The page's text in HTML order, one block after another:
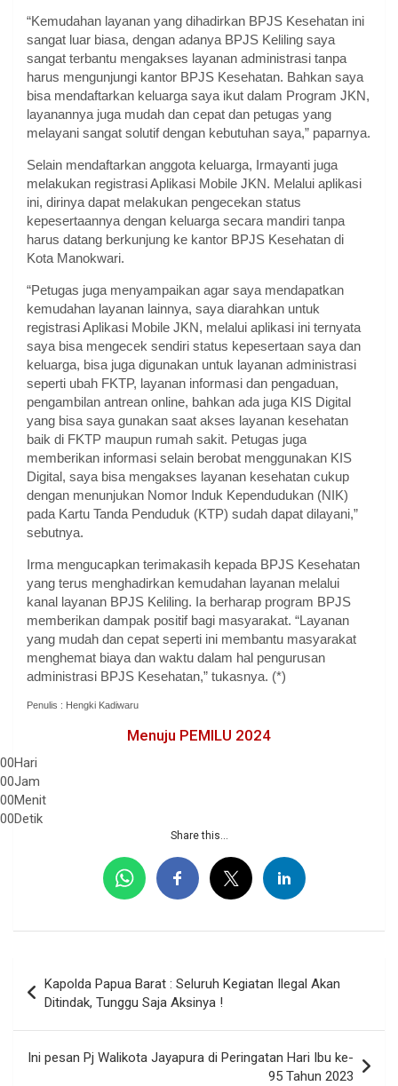
“Kemudahan layanan yang dihadirkan BPJS Kesehatan ini
sangat luar biasa, dengan adanya BPJS Keliling saya
sangat terbantu mengakses layanan administrasi tanpa
harus mengunjungi kantor BPJS Kesehatan. Bahkan saya
bisa mendaftarkan keluarga saya ikut dalam Program JKN,
layanannya juga mudah dan cepat dan petugas yang
melayani sangat solutif dengan kebutuhan saya,” paparnya.
Selain mendaftarkan anggota keluarga, Irmayanti juga
melakukan registrasi Aplikasi Mobile JKN. Melalui aplikasi
ini, dirinya dapat melakukan pengecekan status
kepesertaannya dengan keluarga secara mandiri tanpa
harus datang berkunjung ke kantor BPJS Kesehatan di
Kota Manokwari.
“Petugas juga menyampaikan agar saya mendapatkan
kemudahan layanan lainnya, saya diarahkan untuk
registrasi Aplikasi Mobile JKN, melalui aplikasi ini ternyata
saya bisa mengecek sendiri status kepesertaan saya dan
keluarga, bisa juga digunakan untuk layanan administrasi
seperti ubah FKTP, layanan informasi dan pengaduan,
pengambilan antrean online, bahkan ada juga KIS Digital
yang bisa saya gunakan saat akses layanan kesehatan
baik di FKTP maupun rumah sakit. Petugas juga
memberikan informasi selain berobat menggunakan KIS
Digital, saya bisa mengakses layanan kesehatan cukup
dengan menunjukan Nomor Induk Kependudukan (NIK)
pada Kartu Tanda Penduduk (KTP) sudah dapat dilayani,”
sebutnya.
Irma mengucapkan terimakasih kepada BPJS Kesehatan
yang terus menghadirkan kemudahan layanan melalui
kanal layanan BPJS Keliling. Ia berharap program BPJS
memberikan dampak positif bagi masyarakat. “Layanan
yang mudah dan cepat seperti ini membantu masyarakat
menghemat biaya dan waktu dalam hal pengurusan
administrasi BPJS Kesehatan,” tukasnya. (*)
Penulis : Hengki Kadiwaru
Menuju PEMILU 2024
00Hari
00Jam
00Menit
00Detik
Share this...
pos
Kapolda Papua Barat : Seluruh Kegiatan Ilegal Akan
Ditindak, Tunggu Saja Aksinya !
Ini pesan Pj Walikota Jayapura di Peringatan Hari Ibu ke-
95 Tahun 2023